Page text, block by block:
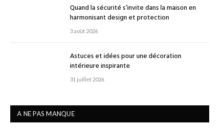
Quand la sécurité s’invite dans la maison en
harmonisant design et protection
3 août 2026
Astuces et idées pour une décoration
intérieure inspirante
31 juillet 2026
A NE PAS MANQUE